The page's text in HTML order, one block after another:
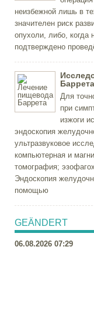
неизбежной лишь в
значителен риск
опухоли, либо, когда
подтверждено
Баррета
Для
при
изжоги
эндоскопия
ультразвуковое
компьютерная и
томография;
Эндоскопия
помощью
GEÄNDERT
06.08.2026 07:29